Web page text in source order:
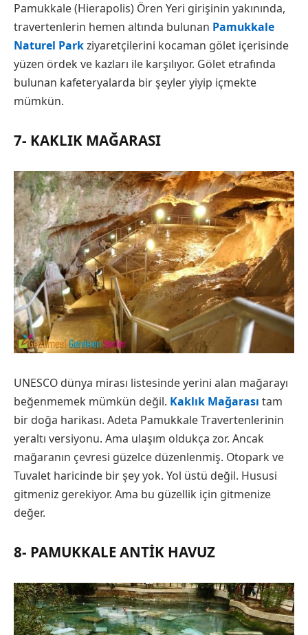
Pamukkale (Hierapolis) Ören Yeri girişinin yakınında,
travertenlerin hemen altında bulunan Pamukkale
Naturel Parkziyaretçilerini kocaman gölet içerisinde
yüzen ördek ve kazları ile karşılıyor. Gölet etrafında
bulunan kafeteryalarda bir şeyler yiyip içmekte
mümkün.
7- KAKLIK MAĞARASI
UNESCO dünya mirası listesinde yerini alan mağarayı
beğenmemek mümkün değil. Kaklık Mağarası tam
bir doğa harikası. Adeta Pamukkale Travertenlerinin
yeraltı versiyonu. Ama ulaşım oldukça zor. Ancak
mağaranın çevresi güzelce düzenlenmiş. Otopark ve
Tuvalet haricinde bir şey yok. Yol üstü değil. Hususi
gitmeniz gerekiyor. Ama bu güzellik için gitmenize
değer.
8- PAMUKKALE ANTIK HAVUZ